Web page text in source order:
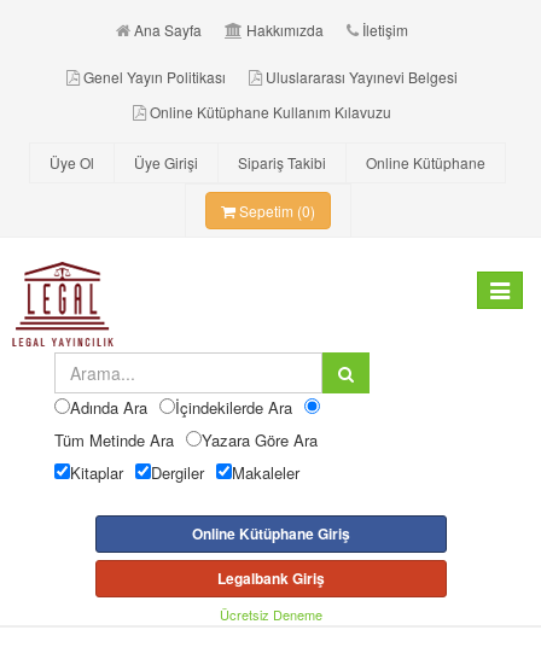
Ana Sayfa Hakkımızda İletişim
Genel Yayın Politikası
Uluslararası Yayınevi Belgesi
Online Kütüphane Kullanım Kılavuzu
Üye Ol Üye Girişi Sipariş Takibi Online Kütüphane
Sepetim (0)
Toggle
Adında Ara
İçindekilerde Ara
Tüm Metinde Ara
Yazara Göre Ara
Kitaplar
Dergiler Makaleler
Online Kütüphane Giriş
Legalbank Giriş
Ücretsiz Deneme